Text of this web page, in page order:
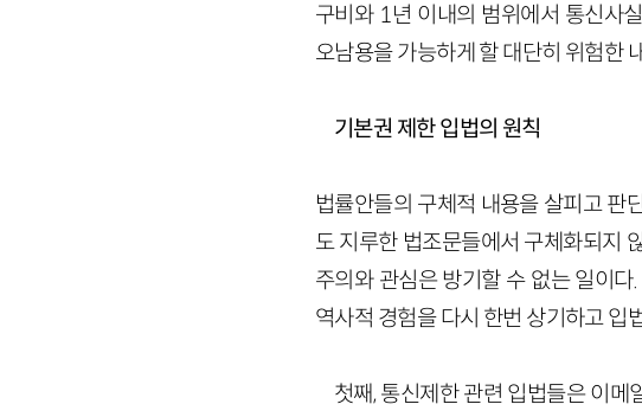
구비와 1년 이내의 범위에서 통신사
오남용을 가능하게 할 대단히 위험한
기본권 제한 입법의 원칙
법률안들의 구체적 내용을 살피고 판
도 지루한 법조문들에서 구체화되지
주의와 관심은 방기할 수 없는 일이
역사적 경험을 다시 한번 상기하고 입
첫째, 통신제한 관련 입법들은 이